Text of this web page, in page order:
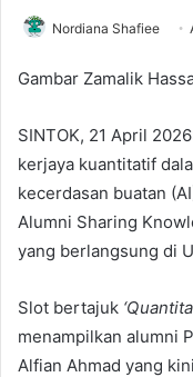
Nordiana Shafiee
Gambar Zamalik
SINTOK, 21 April
kerjaya kuantitatif
kecerdasan buatan
Alumni Sharing
yang berlangsung di
Slot bertajuk
menampilkan alumni
Alfian Ahmad yang